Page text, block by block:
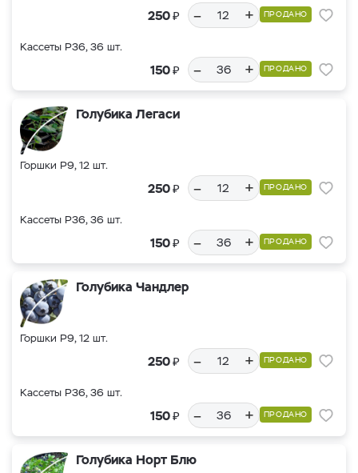
250₽ – + ПРОДАНО
Кассеты Р36, 36 шт.
150₽ – + ПРОДАНО
Голубика Легаси
Горшки Р9, 12 шт.
250₽ – + ПРОДАНО
Кассеты Р36, 36 шт.
150₽ – + ПРОДАНО
Голубика Чандлер
Горшки Р9, 12 шт.
250₽ – + ПРОДАНО
Кассеты Р36, 36 шт.
150₽ – + ПРОДАНО
Голубика Норт Блю